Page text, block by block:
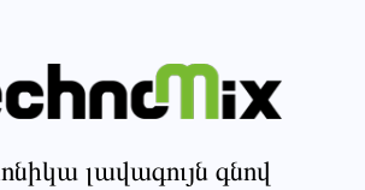
լավագույն գնով